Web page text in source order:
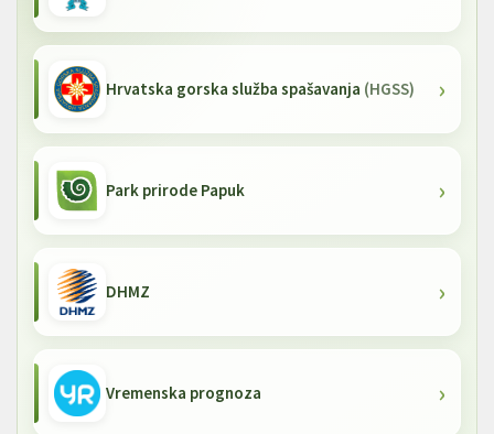
Hrvatska gorska služba spašavanja (HGSS)
Park prirode Papuk
DHMZ
Vremenska prognoza